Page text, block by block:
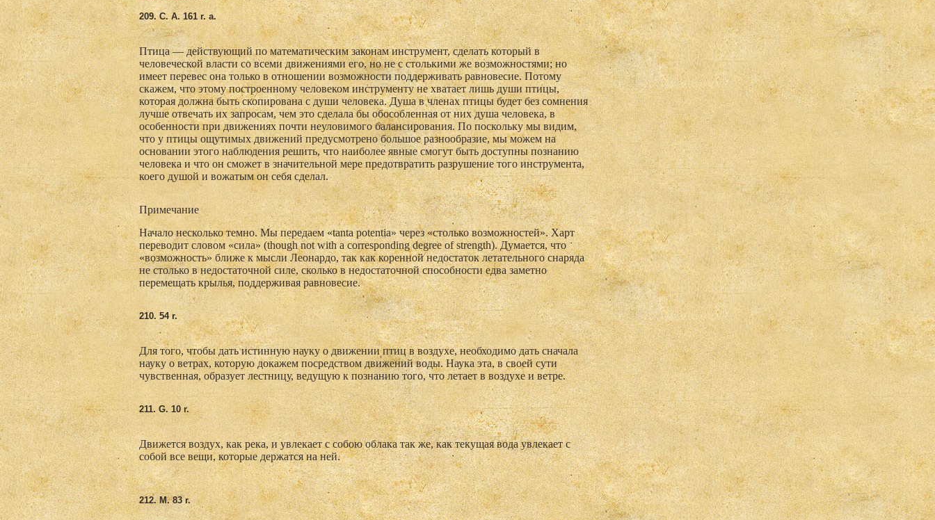
209. C. A. 161 r. a.
Птица — действующий по математическим законам инструмент, сделать который в
человеческой власти со всеми движениями его, но не с столькими же возможностями; но
имеет перевес она только в отношении возможности поддерживать равновесие. Потому
скажем, что этому построенному человеком инструменту не хватает лишь души птицы,
которая должна быть скопирована с души человека. Душа в членах птицы будет без сомнения
лучше отвечать их запросам, чем это сделала бы обособленная от них душа человека, в
особенности при движениях почти неуловимого балансирования. По поскольку мы видим,
что у птицы ощутимых движений предусмотрено большое разнообразие, мы можем на
основании этого наблюдения решить, что наиболее явные смогут быть доступны познанию
человека и что он сможет в значительной мере предотвратить разрушение того инструмента,
коего душой и вожатым он себя сделал.
Примечание
Начало несколько темно. Мы передаем «tanta potentia» через «столько возможностей». Харт
пере­водит словом «сила» (though not with a corresponding degree of strength). Думается, что
«возможность» ближе к мысли Леонардо, так как коренной недостаток лета­тельного снаряда
не столько в недостаточной силе, сколько в недостаточной способности едва заметно
перемещать крылья, поддерживая равновесие.
210. 54 r.
Для того, чтобы дать истинную науку о движении птиц в воздухе, необходимо дать сначала
науку о ветрах, которую докажем посредством движений воды. Наука эта, в своей сути
чувственная, образует лестницу, ведущую к познанию того, что летает в воздухе и ветре.
211. G. 10 r.
Движется воздух, как река, и увлекает с собою облака так же, как текущая вода увлекает с
собой все вещи, которые держатся на ней.
212. M. 83 r.